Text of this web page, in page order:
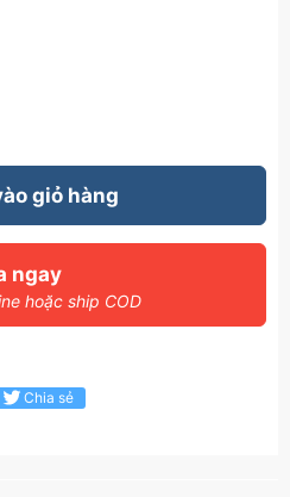
giỏ hàng
ngay
hoặc ship COD
Chia sẻ